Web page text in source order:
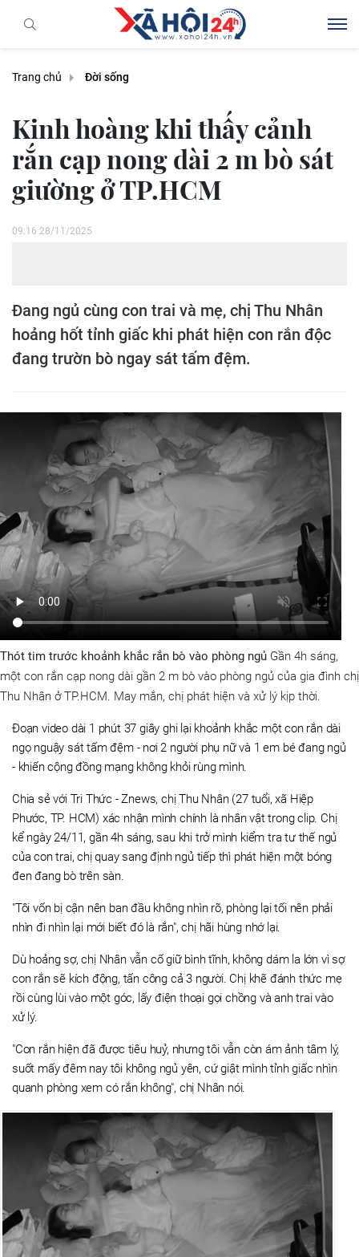
Trang chủ Đời sống
Kinh hoàng khi thấy cảnh
rắn cạp nong dài 2 m bò sát
giường ở TP.HCM
09:16 28/11/2025
Đang ngủ cùng con trai và mẹ, chị Thu Nhân
hoảng hốt tỉnh giấc khi phát hiện con rắn độc
đang trườn bò ngay sát tấm đệm.
Thót tim trước khoảnh khắc rắn bò vào phòng ngủ Gần 4h sáng,
một con rắn cạp nong dài gần 2 m bò vào phòng ngủ của gia đình chị
Thu Nhân ở TP.HCM. May mắn, chị phát hiện và xử lý kịp thời.
Đoạn video dài 1 phút 37 giây ghi lại khoảnh khắc một con rắn dài
ngọ nguậy sát tấm đệm - nơi 2 người phụ nữ và 1 em bé đang ngủ
- khiến cộng đồng mạng không khỏi rùng mình.
Chia sẻ với Tri Thức - Znews, chị Thu Nhân (27 tuổi, xã Hiệp
Phước, TP. HCM) xác nhận mình chính là nhân vật trong clip. Chị
kể ngày 24/11, gần 4h sáng, sau khi trở mình kiểm tra tư thế ngủ
của con trai, chị quay sang định ngủ tiếp thì phát hiện một bóng
đen đang bò trên sàn.
"Tôi vốn bị cận nên ban đầu không nhìn rõ, phòng lại tối nên phải
nhìn đi nhìn lại mới biết đó là rắn", chị hãi hùng nhớ lại.
Dù hoảng sợ, chị Nhân vẫn cố giữ bình tĩnh, không dám la lớn vì sợ
con rắn sẽ kích động, tấn công cả 3 người. Chị khẽ đánh thức mẹ
rồi cùng lùi vào một góc, lấy điện thoại gọi chồng và anh trai vào
xử lý.
"Con rắn hiện đã được tiêu huỷ, nhưng tôi vẫn còn ám ảnh tâm lý,
suốt mấy đêm nay tôi không ngủ yên, cứ giật mình tỉnh giấc nhìn
quanh phòng xem có rắn không", chị Nhân nói.